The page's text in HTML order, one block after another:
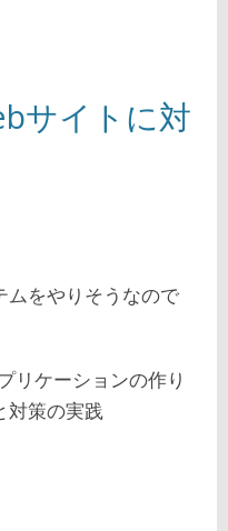
サイトに対
ムをやりそうなので
リケーションの作り
策の実践